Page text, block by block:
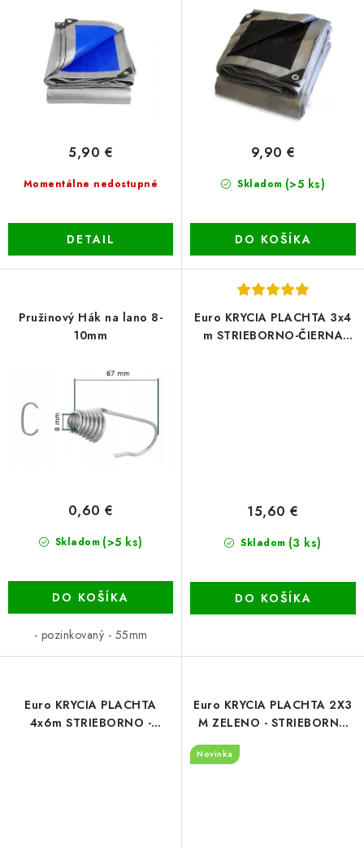
Momentálne nedostupné
5,90 €
DETAIL
Skladom (>5 ks)
9,90 €
DO KOŠÍKA
Pružinový Hák na lano 8-
10mm
Skladom (>5 ks)
0,60 €
DO KOŠÍKA
- pozinkovaný - 55mm
Euro KRYCIA PLACHTA 3x4
m STRIEBORNO-ČIERNA
Skladom (3 ks)
15,60 €
DO KOŠÍKA
Euro KRYCIA PLACHTA
4x6m STRIEBORNO -
Euro KRYCIA PLACHTA 2X3
M ZELENO - STRIEBORNÁ
Novinka